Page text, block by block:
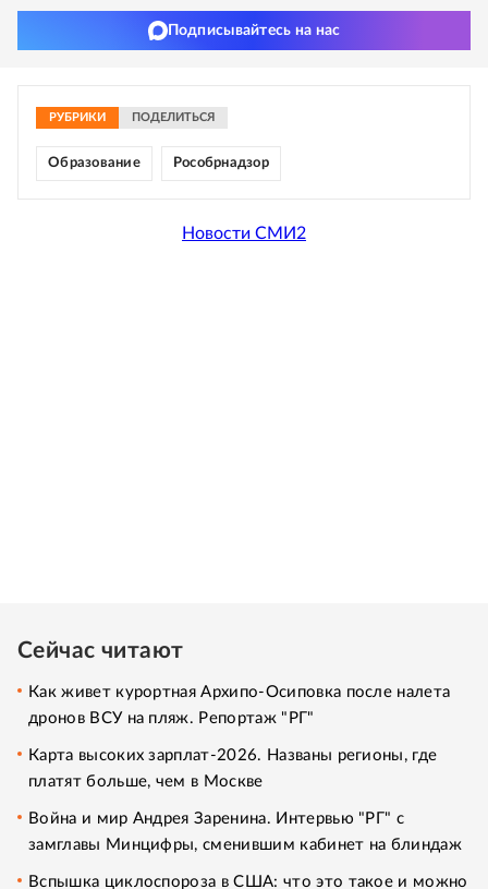
Подписывайтесь на нас
РУБРИКИ ПОДЕЛИТЬСЯ
Образование Рособрнадзор
Новости СМИ2
Сейчас читают
Как живет курортная Архипо-Осиповка после налета
дронов ВСУ на пляж. Репортаж "РГ"
Карта высоких зарплат-2026. Названы регионы, где
платят больше, чем в Москве
Война и мир Андрея Заренина. Интервью "РГ" с
замглавы Минцифры, сменившим кабинет на блиндаж
Вспышка циклоспороза в США: что это такое и можно